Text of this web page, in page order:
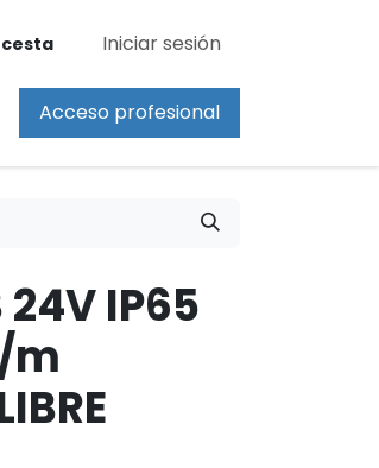
cesta Iniciar sesión
Acceso profesional
24V IP65
m